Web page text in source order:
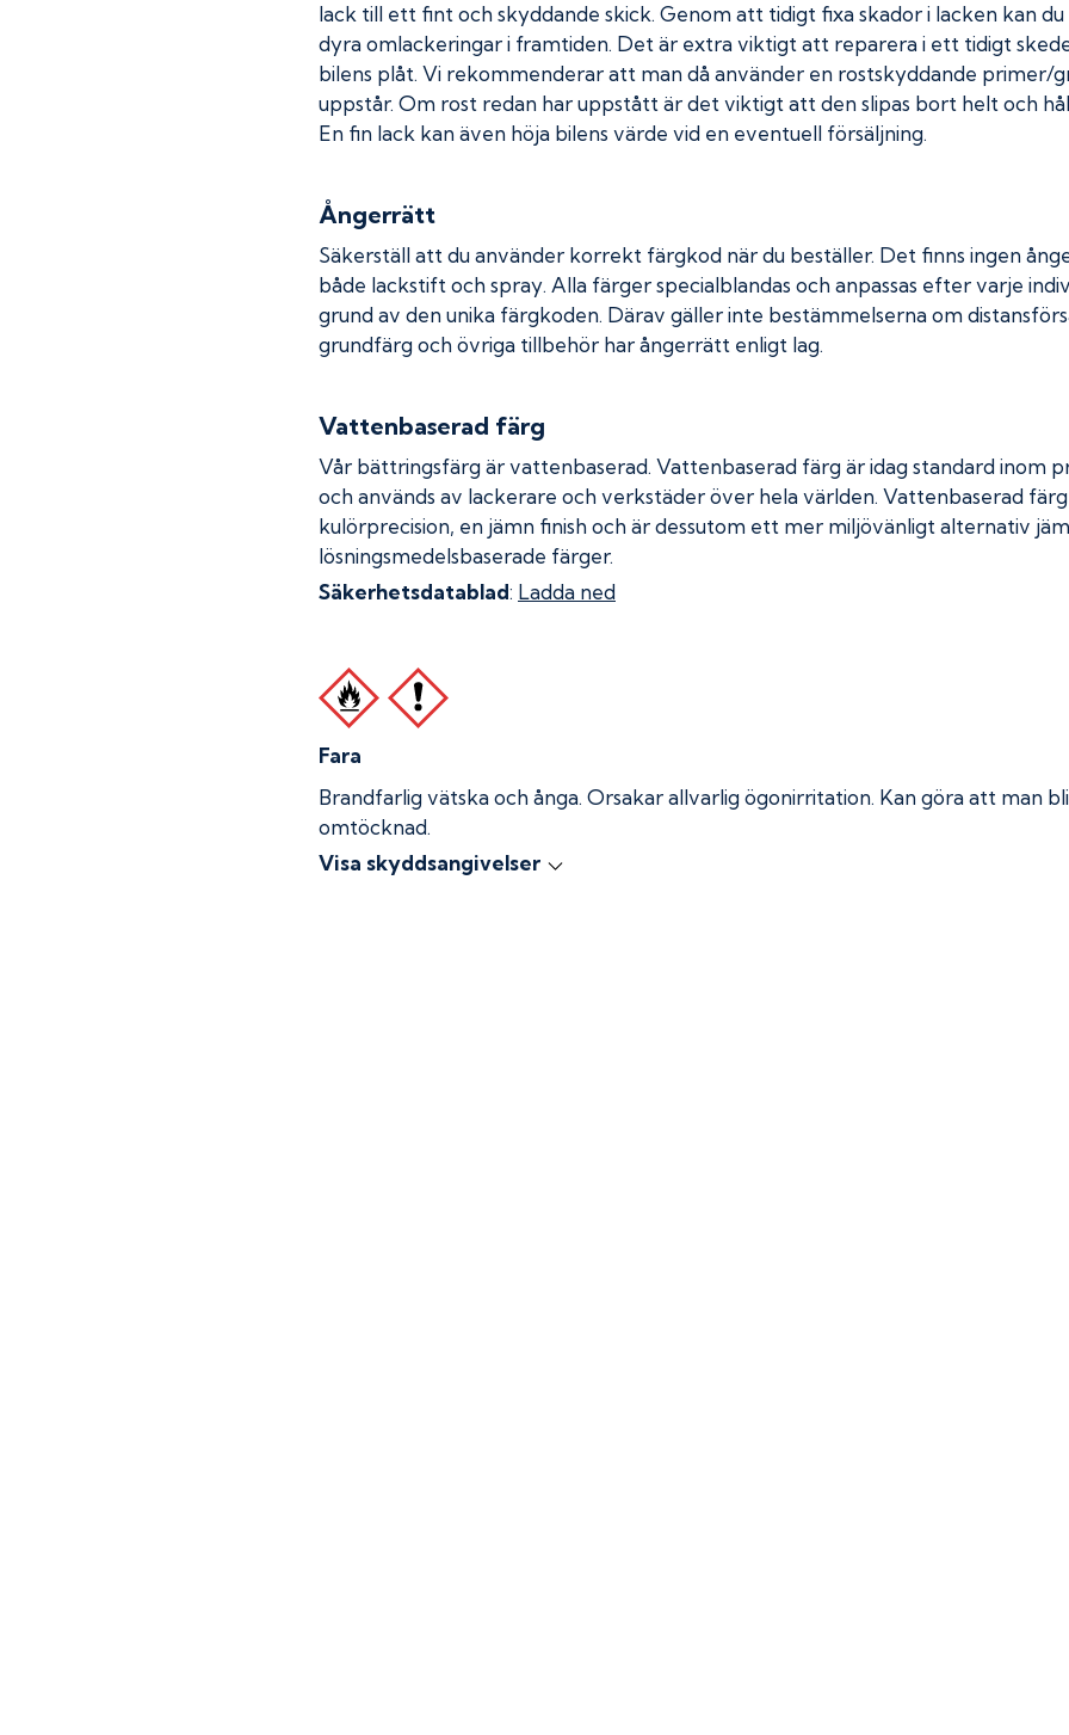
lack till ett fint och skyddande skick. Genom att tidigt fixa skador i lacken kan
dyra omlackeringar i framtiden. Det är extra viktigt att reparera i ett tidigt
bilens plåt. Vi rekommenderar att man då använder en rostskyddande primer/
uppstår. Om rost redan har uppstått är det viktigt att den slipas bort helt och
En fin lack kan även höja bilens värde vid en eventuell försäljning.
Ångerrätt
Säkerställ att du använder korrekt färgkod när du beställer. Det finns ingen
både lackstift och spray. Alla färger specialblandas och anpassas efter varje
grund av den unika färgkoden. Därav gäller inte bestämmelserna om
grundfärg och övriga tillbehör har ångerrätt enligt lag.
Vattenbaserad färg
Vår bättringsfärg är vattenbaserad. Vattenbaserad färg är idag standard inom
och används av lackerare och verkstäder över hela världen. Vattenbaserad
kulörprecision, en jämn finish och är dessutom ett mer miljövänligt alternativ
lösningsmedelsbaserade färger.
Säkerhetsdatablad: Ladda ned
Fara
Brandfarlig vätska och ånga. Orsakar allvarlig ögonirritation. Kan göra att man
omtöcknad.
Visa skyddsangivelser